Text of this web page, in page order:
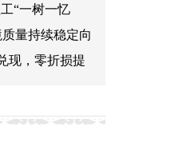
“一树一忆
量持续稳定向
现，零折损提